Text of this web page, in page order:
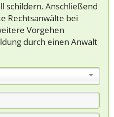
schildern. Anschließend
Rechtsanwälte bei
Vorgehen
durch einen Anwalt